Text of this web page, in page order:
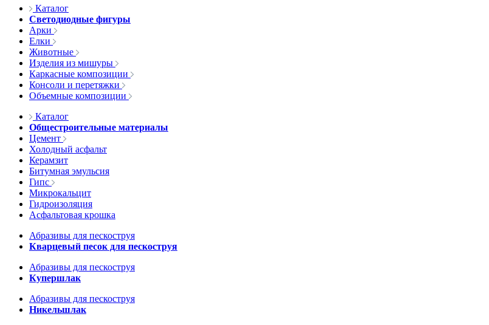
Каталог
Светодиодные фигуры
Арки
Елки
Животные
Изделия из мишуры
Каркасные композиции
Консоли и перетяжки
Объемные композиции
Каталог
Общестроительные материалы
Цемент
Холодный асфальт
Керамзит
Битумная эмульсия
Гипс
Микрокальцит
Гидроизоляция
Асфальтовая крошка
Абразивы для пескоструя
Кварцевый песок для пескоструя
Абразивы для пескоструя
Купершлак
Абразивы для пескоструя
Никельшлак